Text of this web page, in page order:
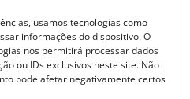
usamos tecnologias como
informações do dispositivo. O
nos permitirá processar dados
ou IDs exclusivos neste site. Não
pode afetar negativamente certos
060 - São Paulo | Brasil